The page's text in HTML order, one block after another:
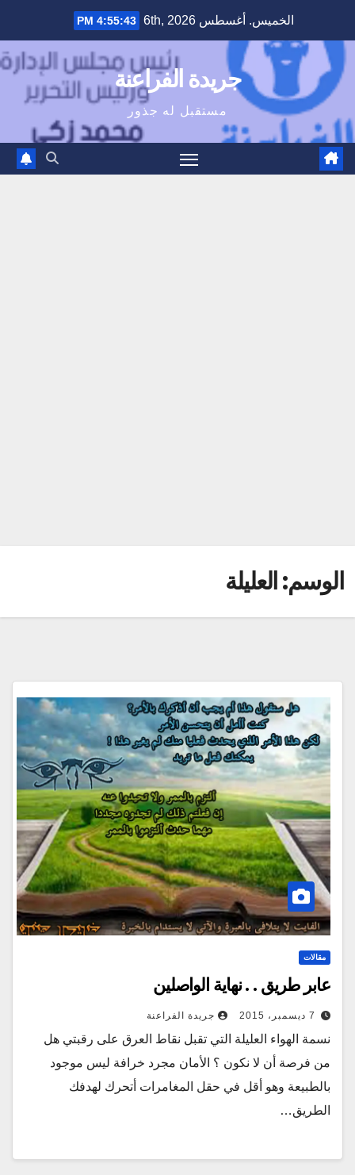
content
الخميس. أغسطس 6th, 2026 4:55:44 PM
جريدة الفراعنة
مستقبل له جذور
الوسم: العليلة
مقالات
عابر طريق . . نهاية الواصلين
7 ديسمبر، 2015 جريدة الفراعنة
نسمة الهواء العليلة التي تقبل نقاط العرق على رقبتي هل
من فرصة أن لا نكون ؟ الأمان مجرد خرافة ليس موجود
بالطبيعة وهو أقل في حقل المغامرات أتحرك لهدفك
الطريق…